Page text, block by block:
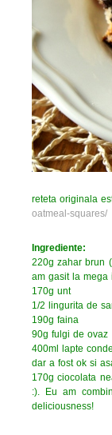
reteta originala
oatmeal-squares/
Ingrediente:
220g zahar brun
am gasit la mega
170g unt
1/2 lingurita de
190g faina
90g fulgi de ovaz
400ml lapte
dar a fost ok si
170g ciocolata
:). Eu am
deliciousness!